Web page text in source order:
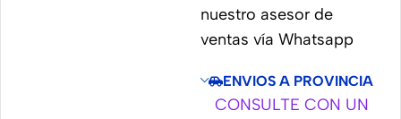
nuestro asesor de
ventas vía Whatsapp
ENVIOS A PROVINCIA
CONSULTE CON UN